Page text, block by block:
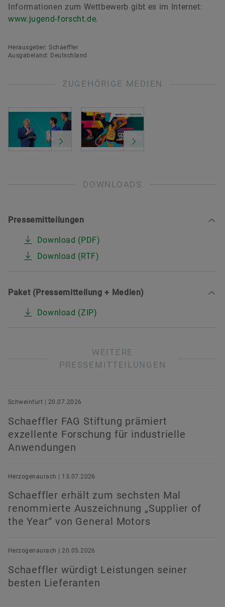
Informationen zum Wettbewerb gibt es im Internet:
www.jugend-forscht.de.
Herausgeber: Schaeffler
Ausgabeland: Deutschland
ZUGEHÖRIGE MEDIEN
DOWNLOADS
Pressemitteilungen
Download (PDF)
Download (RTF)
Paket (Pressemitteilung + Medien)
Download (ZIP)
WEITERE
PRESSEMITTEILUNGEN
Schweinfurt | 20.07.2026
Schaeffler FAG Stiftung prämiert
exzellente Forschung für industrielle
Anwendungen
Herzogenaurach | 13.07.2026
Schaeffler erhält zum sechsten Mal
renommierte Auszeichnung „Supplier of
the Year“ von General Motors
Herzogenaurach | 20.05.2026
Schaeffler würdigt Leistungen seiner
besten Lieferanten